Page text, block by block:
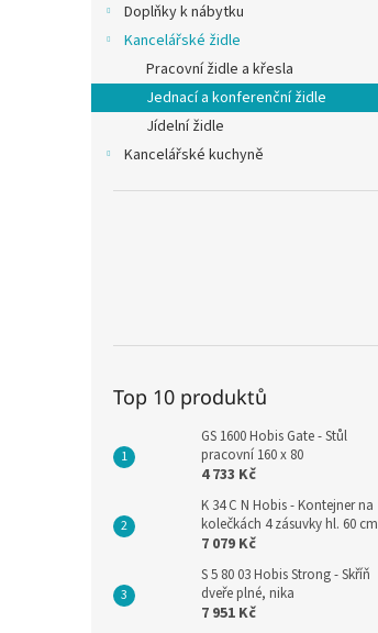
l
Doplňky k nábytku
Kancelářské židle
Pracovní židle a křesla
Jednací a konferenční židle
Jídelní židle
Kancelářské kuchyně
Top 10 produktů
GS 1600 Hobis Gate - Stůl
pracovní 160 x 80
4 733 Kč
K 34 C N Hobis - Kontejner na
kolečkách 4 zásuvky hl. 60 cm
7 079 Kč
S 5 80 03 Hobis Strong - Skříň
dveře plné, nika
7 951 Kč